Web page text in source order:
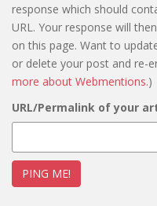
response which should
URL. Your response will
on this page. Want to
or delete your post and re-
more about Webmentions.)
URL/Permalink of your